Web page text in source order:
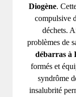
Diogène.
compulsive
déchets.
problèmes de
débarras à
formés et
syndrôme
insalubrité